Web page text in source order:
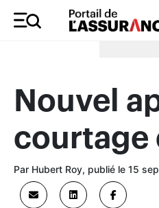
Merci à nos
Nouvel
courtage
Par Hubert Roy, publié le 15